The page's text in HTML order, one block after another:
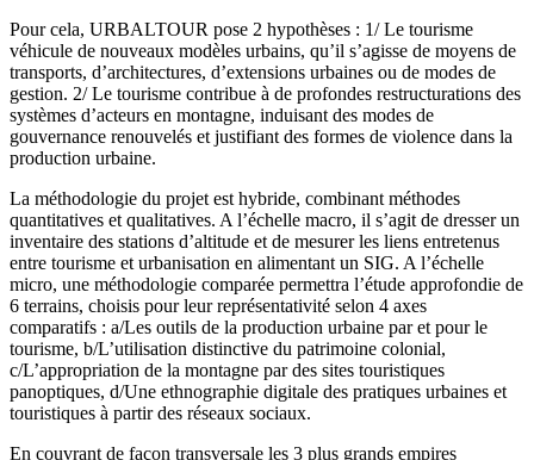
Pour cela, URBALTOUR pose 2 hypothèses : 1/ Le tourisme
véhicule de nouveaux modèles urbains, qu’il s’agisse de moyens de
transports, d’architectures, d’extensions urbaines ou de modes de
gestion. 2/ Le tourisme contribue à de profondes restructurations des
systèmes d’acteurs en montagne, induisant des modes de
gouvernance renouvelés et justifiant des formes de violence dans la
production urbaine.
La méthodologie du projet est hybride, combinant méthodes
quantitatives et qualitatives. A l’échelle macro, il s’agit de dresser un
inventaire des stations d’altitude et de mesurer les liens entretenus
entre tourisme et urbanisation en alimentant un SIG. A l’échelle
micro, une méthodologie comparée permettra l’étude approfondie de
6 terrains, choisis pour leur représentativité selon 4 axes
comparatifs : a/Les outils de la production urbaine par et pour le
tourisme, b/L’utilisation distinctive du patrimoine colonial,
c/L’appropriation de la montagne par des sites touristiques
panoptiques, d/Une ethnographie digitale des pratiques urbaines et
touristiques à partir des réseaux sociaux.
En couvrant de façon transversale les 3 plus grands empires